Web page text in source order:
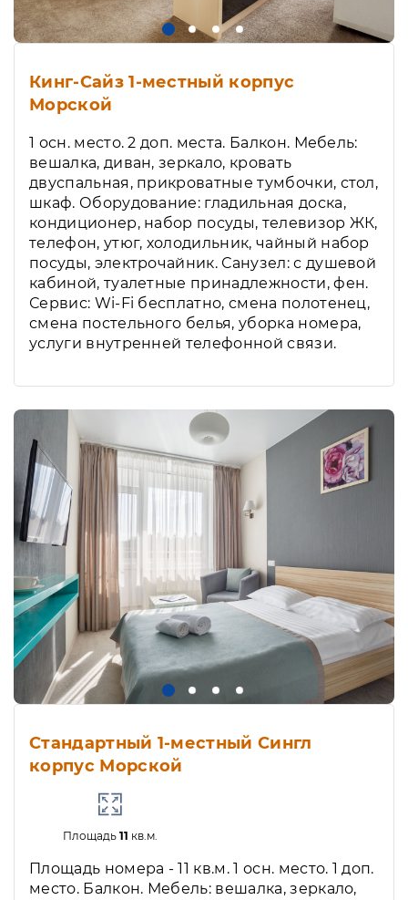
Кинг-Сайз 1-местный корпус
Морской
1 осн. место. 2 доп. места. Балкон. Мебель:
вешалка, диван, зеркало, кровать
двуспальная, прикроватные тумбочки, стол,
шкаф. Оборудование: гладильная доска,
кондиционер, набор посуды, телевизор ЖК,
телефон, утюг, холодильник, чайный набор
посуды, электрочайник. Санузел: с душевой
кабиной, туалетные принадлежности, фен.
Сервис: Wi-Fi бесплатно, смена полотенец,
смена постельного белья, уборка номера,
услуги внутренней телефонной связи.
Стандартный 1-местный Сингл
корпус Морской
Площадь 11 кв.м.
Площадь номера - 11 кв.м. 1 осн. место. 1 доп.
место. Балкон. Мебель: вешалка, зеркало,